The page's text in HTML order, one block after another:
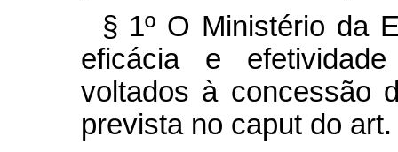
§ 1º O Ministério da
eficácia e
voltados à concessão
prevista no caput do art.